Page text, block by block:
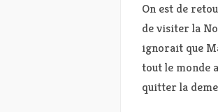
On est de
de visiter la
ignorait que
tout le monde
quitter la